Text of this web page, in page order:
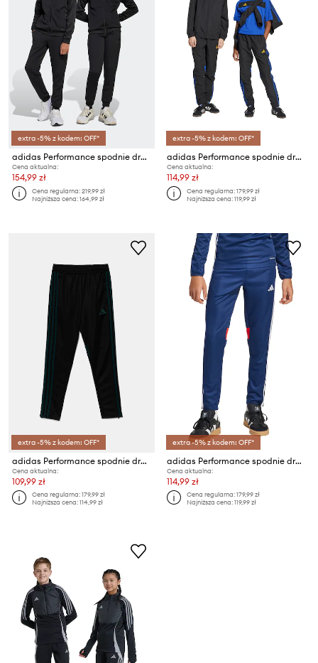
extra -5% z kodem: OFF*
adidas Performance spodnie dresowe dziecięce TIRO25
Cena aktualna:
154,99 zł
Cena regularna:219,99 zł
Najniższa cena:164,99 zł
extra -5% z kodem: OFF*
adidas Performance spodnie dresowe dziecięce
Cena aktualna:
114,99 zł
Cena regularna:179,99 zł
Najniższa cena:119,99 zł
extra -5% z kodem: OFF*
adidas Performance spodnie dresowe dziecięce
Cena aktualna:
109,99 zł
Cena regularna:179,99 zł
Najniższa cena:114,99 zł
extra -5% z kodem: OFF*
adidas Performance spodnie dresowe dziecięce
Cena aktualna:
114,99 zł
Cena regularna:179,99 zł
Najniższa cena:119,99 zł